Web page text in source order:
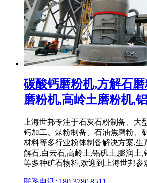
碳酸钙磨粉机,方解石
磨粉机,高岭土磨粉机,
上海世邦专注于石灰石粉制备、大
钙加工、煤粉制备、石油焦磨粉、
材料等多行业粉体制备解决方案,生
解石,白云石,高岭土,铝矾土,膨润土,
等多种矿石物料,欢迎到上海世邦参
联系电话: 180 3780 8511